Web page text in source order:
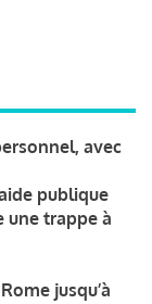
avec
publique
une trappe à
jusqu’à